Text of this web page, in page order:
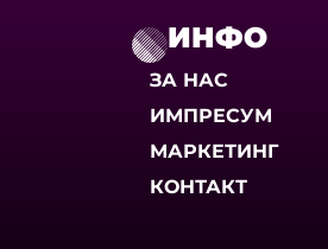
ИНФО
ЗА НАС
ИМПРЕСУМ
МАРКЕТИНГ
КОНТАКТ